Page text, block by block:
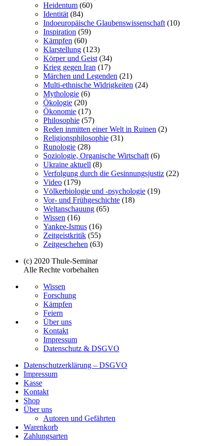
Heidentum (60)
Identität (84)
Indoeuropäische Glaubenswissenschaft (10)
Inspiration (59)
Kämpfen (60)
Klarstellung (123)
Körper und Geist (34)
Krieg gegen Iran (17)
Märchen und Legenden (21)
Multi-ethnische Widrigkeiten (24)
Mythologie (6)
Ökologie (20)
Ökonomie (17)
Philosophie (57)
Reden inmitten einer Welt in Ruinen (2)
Religionsphilosophie (31)
Runologie (28)
Soziologie, Organische Wirtschaft (6)
Ukraine aktuell (8)
Verfolgung durch die Gesinnungsjustiz (22)
Video (179)
Völkerbiologie und -psychologie (19)
Vor- und Frühgeschichte (18)
Weltanschauung (65)
Wissen (16)
Yankee-Ismus (16)
Zeitgeistkritik (55)
Zeitgeschehen (63)
(c) 2020 Thule-Seminar
Alle Rechte vorbehalten
Wissen
Forschung
Kämpfen
Feiern
Über uns
Kontakt
Impressum
Datenschutz & DSGVO
Datenschutzerklärung – DSGVO
Impressum
Kasse
Kontakt
Shop
Über uns
Autoren und Gefährten
Warenkorb
Zahlungsarten